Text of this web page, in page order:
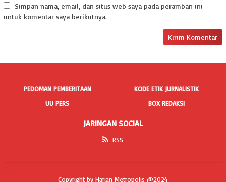
Simpan nama, email, dan situs web saya pada peramban ini
untuk komentar saya berikutnya.
PEDOMAN PEMBERITAAN
KODE ETIK JURNALISTIK
UU PERS
BOX REDAKSI
JARINGAN SOCIAL
RSS
Copyright by Harian Metropolis @2024